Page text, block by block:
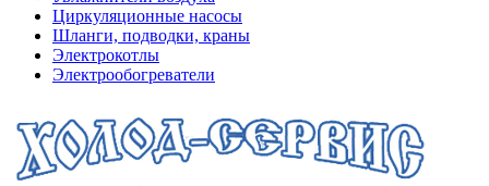
Циркуляционные насосы
Шланги, подводки, краны
Электрокотлы
Электрообогреватели